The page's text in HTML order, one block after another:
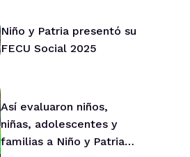
Araucanía marca ruta de
trabajo conjunto
Niño y Patria presentó su
FECU Social 2025
Así evaluaron niños,
niñas, adolescentes y
familias a Niño y Patria